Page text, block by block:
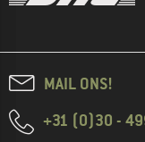
MAIL ONS!
+31 (0)30 -